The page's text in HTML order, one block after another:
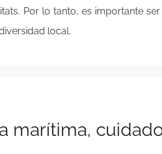
Por lo tanto, es importante
local.
marítima,